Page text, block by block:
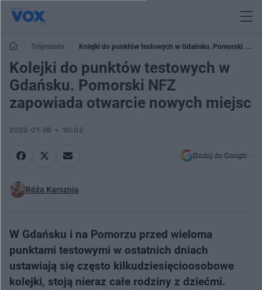
Trójmiasto
Kolejki do punktów testowych w Gdańsku. Pomorski NFZ
zapowiada otwarcie nowych miejsc
Kolejki do punktów testowych w
Gdańsku. Pomorski NFZ
zapowiada otwarcie nowych miejsc
2022-01-26 10:02
Dodaj do Google
Róża Karsznia
W Gdańsku i na Pomorzu przed wieloma
punktami testowymi w ostatnich dniach
ustawiają się często kilkudziesięcioosobowe
kolejki, stoją nieraz całe rodziny z dziećmi.